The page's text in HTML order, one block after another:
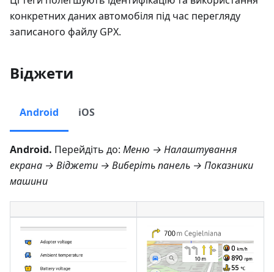
конкретних даних автомобіля під час перегляду
записаного файлу GPX.
Віджети
Android iOS
Android. Перейдіть до: Меню → Налаштування
екрана → Віджети → Виберіть панель → Показники
машини